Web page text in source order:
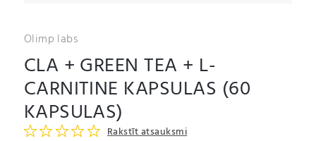
Olimp labs
CLA + GREEN TEA + L-
CARNITINE KAPSULAS (60
KAPSULAS)
Rakstīt atsauksmi